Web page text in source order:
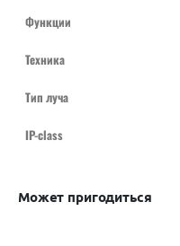
Функции
Техника
Тип луча
IP-class
Может пригодиться